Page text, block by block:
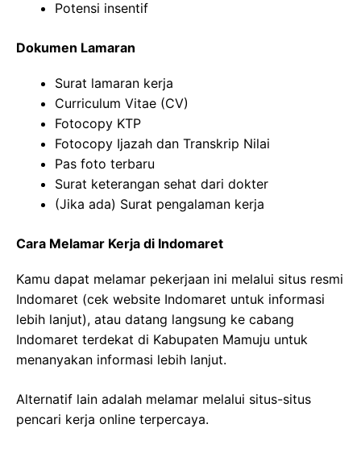
Potensi insentif
Dokumen Lamaran
Surat lamaran kerja
Curriculum Vitae (CV)
Fotocopy KTP
Fotocopy Ijazah dan Transkrip Nilai
Pas foto terbaru
Surat keterangan sehat dari dokter
(Jika ada) Surat pengalaman kerja
Cara Melamar Kerja di Indomaret
Kamu dapat melamar pekerjaan ini melalui situs resmi
Indomaret (cek website Indomaret untuk informasi
lebih lanjut), atau datang langsung ke cabang
Indomaret terdekat di Kabupaten Mamuju untuk
menanyakan informasi lebih lanjut.
Alternatif lain adalah melamar melalui situs-situs
pencari kerja online terpercaya.